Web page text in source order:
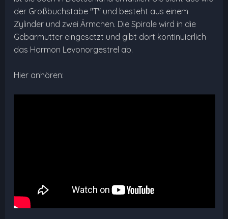
der Großbuchstabe "T" und besteht aus einem
Zylinder und zwei Ärmchen. Die Spirale wird in die
Gebärmutter eingesetzt und gibt dort kontinuierlich
das Hormon Levonorgestrel ab.
Hier anhören: